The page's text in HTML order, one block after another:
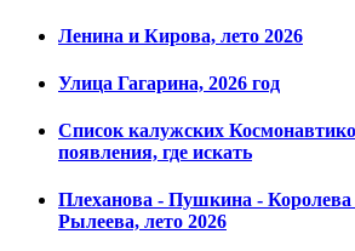
Ленина и Кирова, лето 2026
Улица Гагарина, 2026 год
Список калужских
появления, где искать
Плеханова - Пушкина - Королева
Рылеева, лето 2026